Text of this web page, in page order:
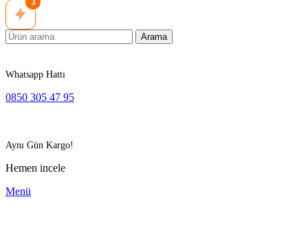
3
Arama
Whatsapp Hattı
0850 305 47 95
Aynı Gün Kargo!
Hemen incele
Menü